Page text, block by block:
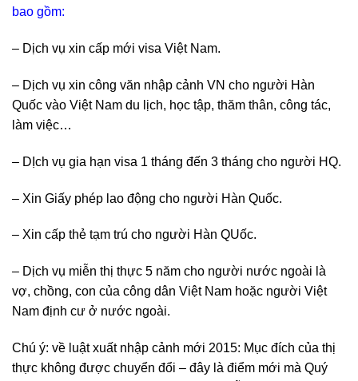
bao gồm:
– Dịch vụ xin cấp mới visa Việt Nam.
– Dịch vụ xin công văn nhập cảnh VN cho người Hàn
Quốc vào Việt Nam du lịch, học tập, thăm thân, công tác,
làm việc…
– DỊch vụ gia hạn visa 1 tháng đến 3 tháng cho người HQ.
– Xin Giấy phép lao động cho người Hàn Quốc.
– Xin cấp thẻ tạm trú cho người Hàn QUốc.
– Dịch vụ miễn thị thực 5 năm cho người nước ngoài là
vợ, chồng, con của công dân Việt Nam hoặc người Việt
Nam định cư ở nước ngoài.
Chú ý: về luật xuất nhập cảnh mới 2015: Mục đích của thị
thực không được chuyển đổi – đây là điểm mới mà Quý